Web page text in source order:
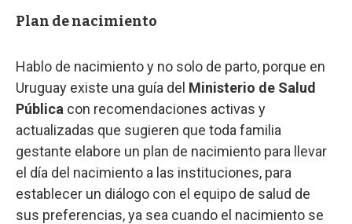
Plan de nacimiento
Hablo de nacimiento y no solo de parto, porque en
Uruguay existe una guía del Ministerio de Salud
Pública con recomendaciones activas y
actualizadas que sugieren que toda familia
gestante elabore un plan de nacimiento para llevar
el día del nacimiento a las instituciones, para
establecer un diálogo con el equipo de salud de
sus preferencias, ya sea cuando el nacimiento se